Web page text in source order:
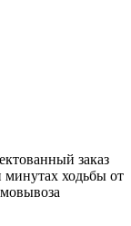
заказ
минутах ходьбы от